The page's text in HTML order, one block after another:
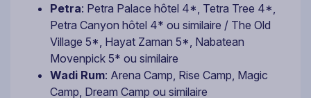
Petra: Petra Palace hôtel 4*, Tetra Tree 4*,
Petra Canyon hôtel 4* ou similaire / The Old
Village 5*, Hayat Zaman 5*, Nabatean
Movenpick 5* ou similaire
Wadi Rum: Arena Camp, Rise Camp, Magic
Camp, Dream Camp ou similaire